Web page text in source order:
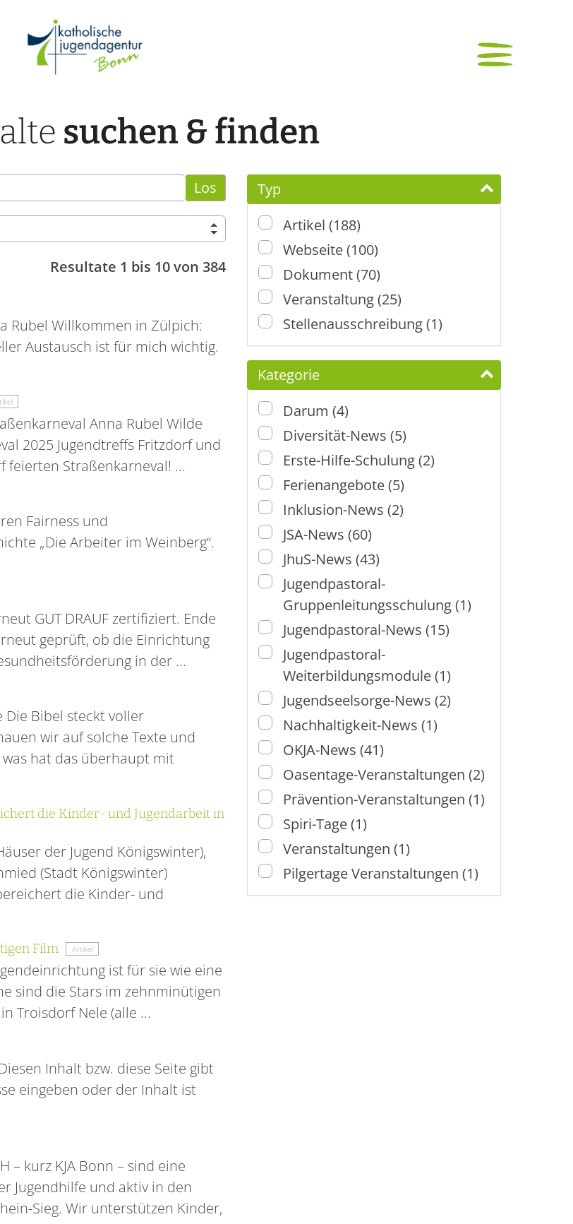
suchen & finden
Los
Typ
Artikel (188)
Webseite (100)
Dokument (70)
Veranstaltung (25)
Stellenausschreibung (1)
Kategorie
Darum (4)
Diversität-News (5)
Erste-Hilfe-Schulung (2)
Ferienangebote (5)
Inklusion-News (2)
JSA-News (60)
JhuS-News (43)
Jugendpastoral-
Gruppenleitungsschulung (1)
Jugendpastoral-News (15)
Jugendpastoral-
Weiterbildungsmodule (1)
Jugendseelsorge-News (2)
Nachhaltigkeit-News (1)
OKJA-News (41)
Oasentage-Veranstaltungen (2)
Prävention-Veranstaltungen (1)
Spiri-Tage (1)
Veranstaltungen (1)
Pilgertage Veranstaltungen (1)
Resultate 1 bis 10 von 384
Rubel Willkommen in Zülpich:
Austausch ist für mich wichtig.
Anna Rubel Wilde
2025 Jugendtreffs Fritzdorf und
feierten Straßenkarneval! ...
Fairness und
„Die Arbeiter im Weinberg“.
GUT DRAUF zertifiziert. Ende
geprüft, ob die Einrichtung
in der ...
Bibel steckt voller
wir auf solche Texte und
hat das überhaupt mit
die Kinder- und Jugendarbeit in
der Jugend Königswinter),
(Stadt Königswinter)
die Kinder- und
Film Artikel
ist für sie wie eine
sind die Stars im zehnminütigen
Troisdorf Nele (alle ...
Inhalt bzw. diese Seite gibt
eingeben oder der Inhalt ist
– kurz KJA Bonn – sind eine
Jugendhilfe und aktiv in den
Sieg. Wir unterstützen Kinder,